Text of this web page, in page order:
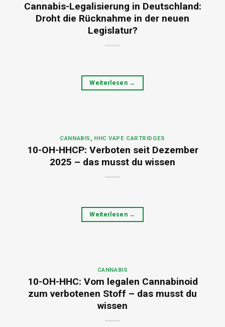
Cannabis-Legalisierung in Deutschland:
Droht die Rücknahme in der neuen
Legislatur?
Weiterlesen →
CANNABIS , HHC VAPE CARTRIDGES
10-OH-HHCP: Verboten seit Dezember
2025 – das musst du wissen
Weiterlesen →
CANNABIS
10-OH-HHC: Vom legalen Cannabinoid
zum verbotenen Stoff – das musst du
wissen